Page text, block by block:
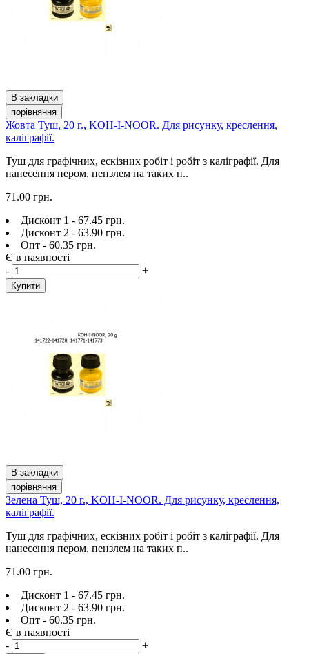
В закладки
порівняння
Жовта Туш, 20 г., KOH-I-NOOR. Для рисунку, креслення,
каліграфії.
Туш для графічних, ескізних робіт і робіт з каліграфії. Для
нанесення пером, пензлем на таких п..
71.00 грн.
Дисконт 1 - 67.45 грн.
Дисконт 2 - 63.90 грн.
Опт - 60.35 грн.
Є в наявності
-
+
Купити
В закладки
порівняння
Зелена Туш, 20 г., KOH-I-NOOR. Для рисунку, креслення,
каліграфії.
Туш для графічних, ескізних робіт і робіт з каліграфії. Для
нанесення пером, пензлем на таких п..
71.00 грн.
Дисконт 1 - 67.45 грн.
Дисконт 2 - 63.90 грн.
Опт - 60.35 грн.
Є в наявності
-
+